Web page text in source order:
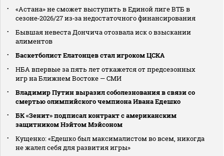
«Астана» не сможет выступить в Единой лиге ВТБ в
сезоне‑2026/27 из‑за недостаточного финансирования
Бывшая невеста Дончича отозвала иск о взыскании
алиментов
Баскетболист Елатонцев стал игроком ЦСКА
НБА впервые за пять лет откажется от предсезонных
игр на Ближнем Востоке — СМИ
Владимир Путин выразил соболезнования в связи со
смертью олимпийского чемпиона Ивана Едешко
БК «Зенит» подписал контракт с американским
защитником Нэйтом Мэйсоном
Кущенко: «Едешко был максималистом во всем, никогда
не жалел себя для развития игры»